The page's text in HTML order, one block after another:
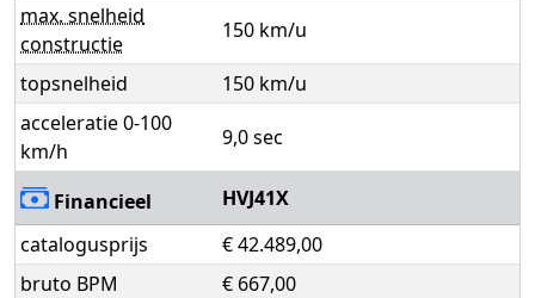
max. snelheid
constructie
150 km/u
topsnelheid
150 km/u
acceleratie 0-100
km/h
9,0 sec
Financieel
HVJ41X
catalogusprijs
€ 42.489,00
bruto BPM
€ 667,00